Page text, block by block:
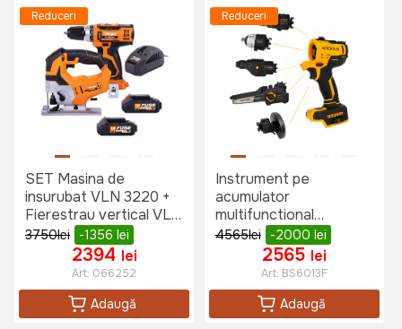
Reduceri
SET Masina de
insurubat VLN 3220 +
Fierestrau vertical VLN
1120
3750lei -1356 lei
2394 lei
Art: 066252
Adaugă
Reduceri
Instrument pe
acumulator
multifunctional
MTOOLS BS6013F
4565lei -2000 lei
2565 lei
Art: BS6013F
Adaugă